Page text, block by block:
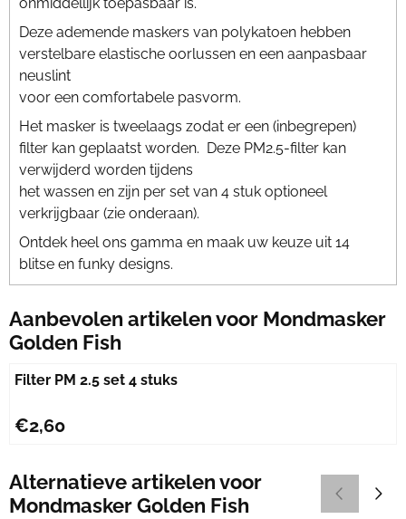
onmiddellijk toepasbaar is.
Deze ademende maskers van polykatoen hebben
verstelbare elastische oorlussen en een aanpasbaar
neuslint
voor een comfortabele pasvorm.
Het masker is tweelaags zodat er een (inbegrepen)
filter kan geplaatst worden. Deze PM2.5-filter kan
verwijderd worden tijdens
het wassen en zijn per set van 4 stuk optioneel
verkrijgbaar (zie onderaan).
Ontdek heel ons gamma en maak uw keuze uit 14
blitse en funky designs.
Aanbevolen artikelen voor Mondmasker
Golden Fish
Filter PM 2.5 set 4 stuks
Prijs: 2,60
€2,60
Alternatieve artikelen voor
Mondmasker Golden Fish